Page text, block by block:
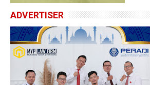
ADVERTISER